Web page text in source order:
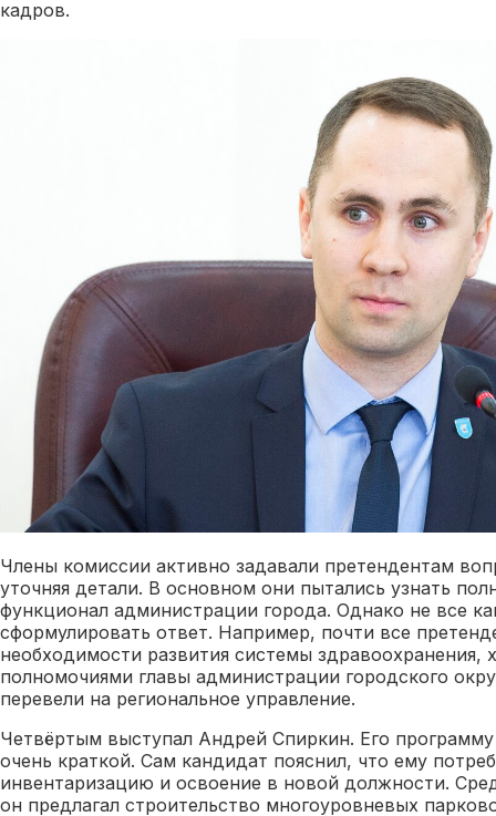
кадров.
Члены комиссии активно задавали претендентам
уточняя детали. В основном они пытались узнать
функционал администрации города. Однако не все
сформулировать ответ. Например, почти все
необходимости развития системы здравоохранения,
полномочиями главы администрации городского
перевели на региональное управление.
Четвёртым выступал Андрей Спиркин. Его
очень краткой. Сам кандидат пояснил, что ему
инвентаризацию и освоение в новой должности.
он предлагал строительство многоуровневых